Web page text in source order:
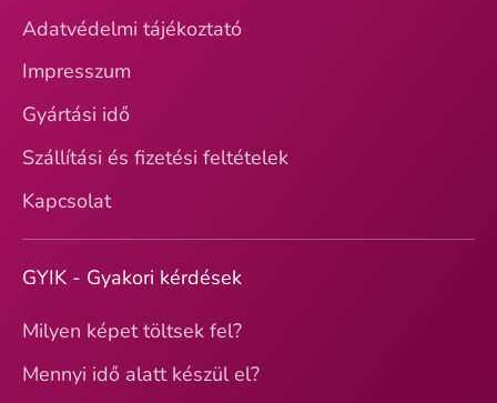
Adatvédelmi tájékoztató
Impresszum
Gyártási idő
Szállítási és fizetési feltételek
Kapcsolat
GYIK - Gyakori kérdések
Milyen képet töltsek fel?
Mennyi idő alatt készül el?